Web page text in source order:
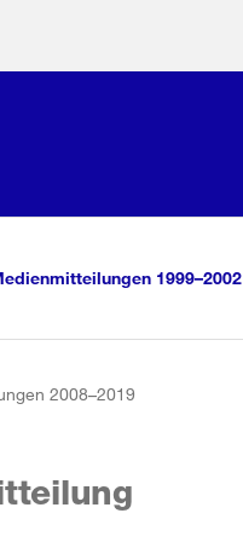
1999–2002
2008–2019